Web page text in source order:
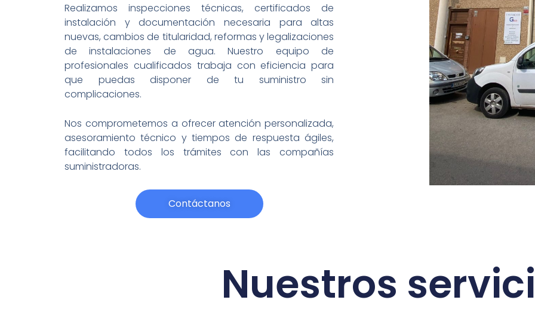
Realizamos inspecciones técnicas, certificados de
instalación y documentación necesaria para altas
nuevas, cambios de titularidad, reformas y legalizaciones
de instalaciones de agua. Nuestro equipo de
profesionales cualificados trabaja con eficiencia para
que puedas disponer de tu suministro sin
complicaciones.
Nos comprometemos a ofrecer atención personalizada,
asesoramiento técnico y tiempos de respuesta ágiles,
facilitando todos los trámites con las compañías
suministradoras.
Contáctanos
Nuestros